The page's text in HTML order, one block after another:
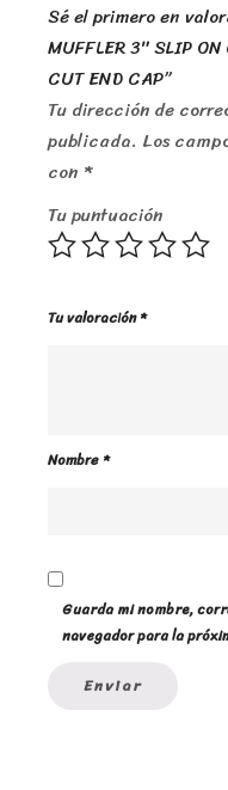
Sé el primero en
MUFFLER 3″ SLIP
CUT END CAP”
Tu dirección de
publicada. Los
con *
Tu puntuación
Tu valoración*
Nombre*
Guarda mi nombre,
navegador para la